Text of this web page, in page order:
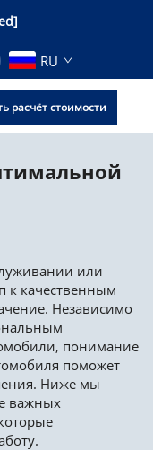
RU
расчёт стоимости
или
к качественным
Независимо
понимание
поможет
Ниже мы
важных